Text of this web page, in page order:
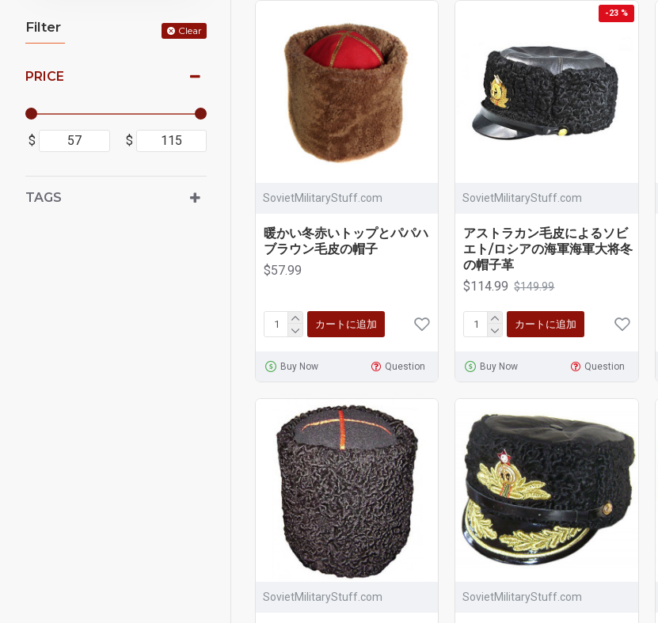
Filter Clear
PRICE
$ $
TAGS SovietMilitaryStuff.com
暖かい冬赤いトップとパパハ
ブラウン毛皮の帽子
$57.99
カートに追加
Buy Now Question
-23 %
SovietMilitaryStuff.com
アストラカン毛皮によるソビ
エト/ロシアの海軍海軍大将冬
の帽子革
$114.99 $149.99
カートに追加
Buy Now Question
SovietMilitaryStuff.com SovietMilitaryStuff.com